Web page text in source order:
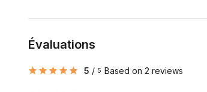
Évaluations
5 / 5 Based on 2 reviews